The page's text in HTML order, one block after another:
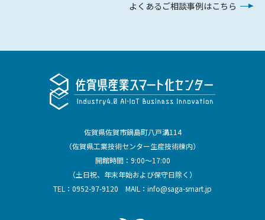
よくあるご相談事例はこちら
佐賀県佐賀市鍋島町八戸溝114
（佐賀県工業技術センター生産技術棟内）
開館時間：9:00～17:00
（土日祝、年末年始および保守日除く）
TEL： 0952-97-9120 MAIL： info@saga-smart.jp